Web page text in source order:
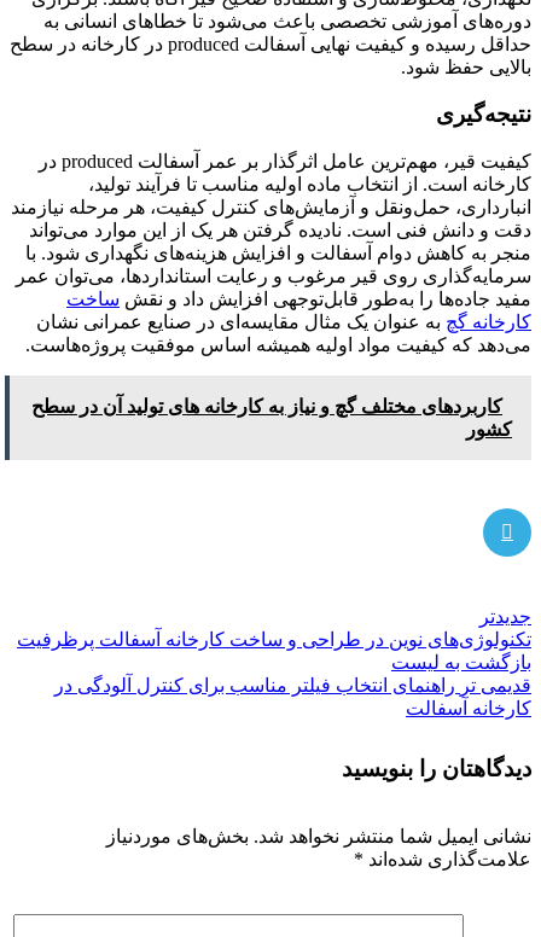
دوره‌های آموزشی تخصصی باعث می‌شود تا خطاهای انسانی به
حداقل رسیده و کیفیت نهایی آسفالت produced در کارخانه در سطح
بالایی حفظ شود.
نتیجه‌گیری
کیفیت قیر، مهم‌ترین عامل اثرگذار بر عمر آسفالت produced در
کارخانه است. از انتخاب ماده اولیه مناسب تا فرآیند تولید،
انبارداری، حمل‌ونقل و آزمایش‌های کنترل کیفیت، هر مرحله نیازمند
دقت و دانش فنی است. نادیده گرفتن هر یک از این موارد می‌تواند
منجر به کاهش دوام آسفالت و افزایش هزینه‌های نگهداری شود. با
سرمایه‌گذاری روی قیر مرغوب و رعایت استانداردها، می‌توان عمر
مفید جاده‌ها را به‌طور قابل‌توجهی افزایش داد و نقش ساخت
کارخانه گچ به عنوان یک مثال مقایسه‌ای در صنایع عمرانی نشان
می‌دهد که کیفیت مواد اولیه همیشه اساس موفقیت پروژه‌هاست.
کاربردهای مختلف گچ و نیاز به کارخانه‌ های تولید آن در سطح
کشور
جدیدتر
تکنولوژی‌های نوین در طراحی و ساخت کارخانه آسفالت پرظرفیت
بازگشت به لیست
قدیمی تر راهنمای انتخاب فیلتر مناسب برای کنترل آلودگی در
کارخانه آسفالت
دیدگاهتان را بنویسید
نشانی ایمیل شما منتشر نخواهد شد. بخش‌های موردنیاز
علامت‌گذاری شده‌اند *